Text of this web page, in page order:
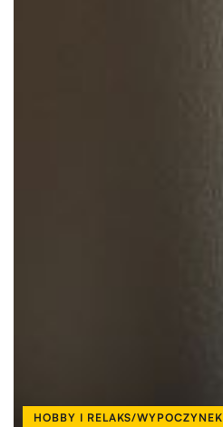
HOBBY I RELAKS/WYPOCZYNEK